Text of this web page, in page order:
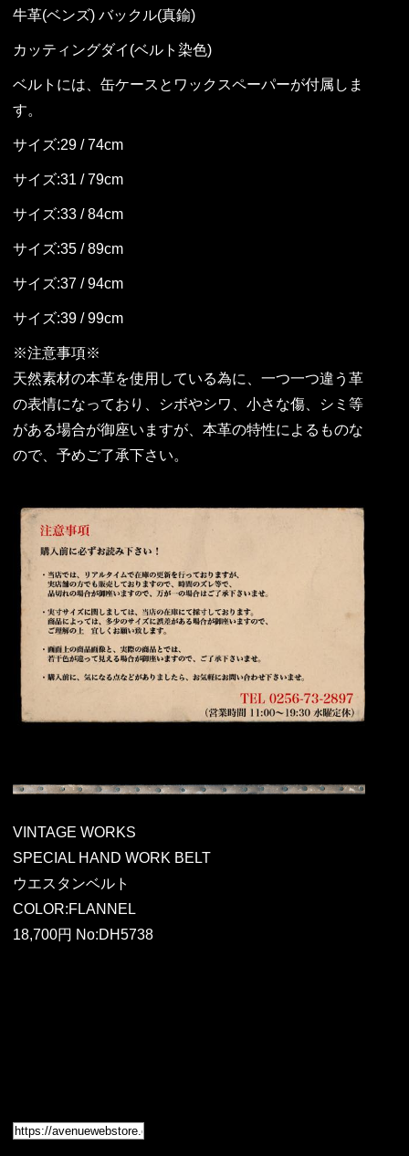
牛革(ベンズ) バックル(真鍮)
カッティングダイ(ベルト染色)
ベルトには、缶ケースとワックスペーパーが付属しま
す。
サイズ:29 / 74cm
サイズ:31 / 79cm
サイズ:33 / 84cm
サイズ:35 / 89cm
サイズ:37 / 94cm
サイズ:39 / 99cm
※注意事項※
天然素材の本革を使用している為に、一つ一つ違う革
の表情になっており、シボやシワ、小さな傷、シミ等
がある場合が御座いますが、本革の特性によるものな
ので、予めご了承下さい。
VINTAGE WORKS
SPECIAL HAND WORK BELT
ウエスタンベルト
COLOR:FLANNEL
18,700円 No:DH5738